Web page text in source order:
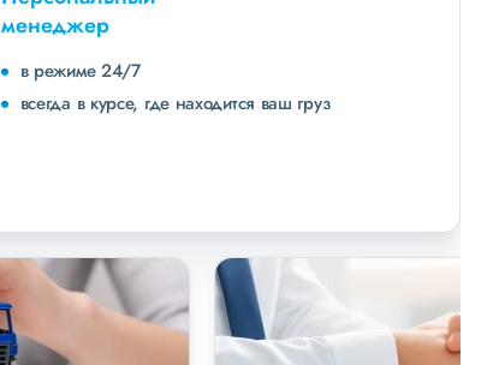
менеджер
в режиме 24/7
всегда в курсе, где находится ваш груз